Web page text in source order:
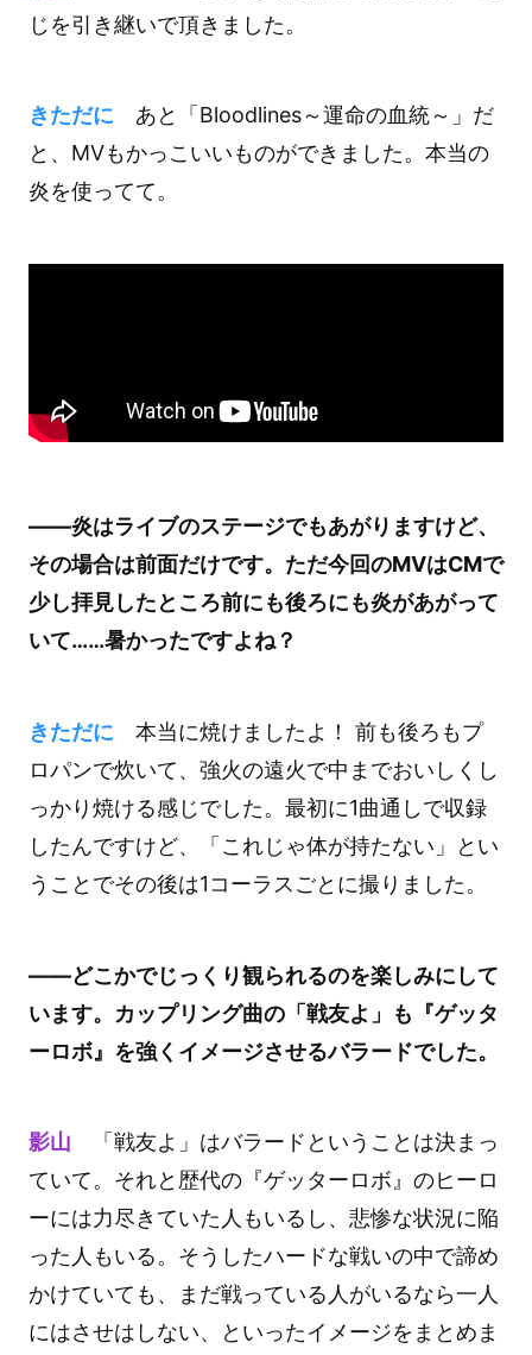
じを引き継いで頂きました。
きただに あと「Bloodlines～運命の血統～」だ
と、MVもかっこいいものができました。本当の
炎を使ってて。
――炎はライブのステージでもあがりますけど、
その場合は前面だけです。ただ今回のMVはCMで
少し拝見したところ前にも後ろにも炎があがって
いて……暑かったですよね？
きただに 本当に焼けましたよ！ 前も後ろもプ
ロパンで炊いて、強火の遠火で中までおいしくし
っかり焼ける感じでした。最初に1曲通しで収録
したんですけど、「これじゃ体が持たない」とい
うことでその後は1コーラスごとに撮りました。
――どこかでじっくり観られるのを楽しみにして
います。カップリング曲の「戦友よ」も『ゲッタ
ーロボ』を強くイメージさせるバラードでした。
影山 「戦友よ」はバラードということは決まっ
ていて。それと歴代の『ゲッターロボ』のヒーロ
ーには力尽きていた人もいるし、悲惨な状況に陥
った人もいる。そうしたハードな戦いの中で諦め
かけていても、まだ戦っている人がいるなら一人
にはさせはしない、といったイメージをまとめま